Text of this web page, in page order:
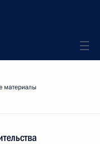
материалы